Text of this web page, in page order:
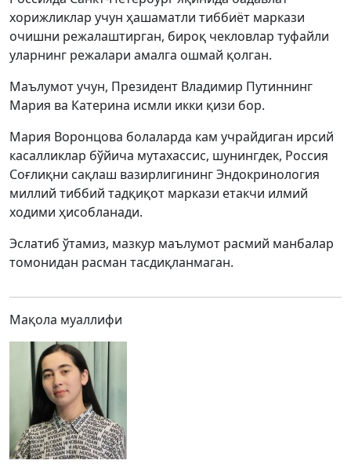
хорижликлар учун ҳашаматли тиббиёт маркази
очишни режалаштирган, бироқ чекловлар туфайли
уларнинг режалари амалга ошмай қолган.
Маълумот учун, Президент Владимир Путиннинг
Мария ва Катерина исмли икки қизи бор.
Мария Воронцова болаларда кам учрайдиган ирсий
касалликлар бўйича мутахассис, шунингдек, Россия
Соғлиқни сақлаш вазирлигининг Эндокринология
миллий тиббий тадқиқот маркази етакчи илмий
ходими ҳисобланади.
Эслатиб ўтамиз, мазкур маълумот расмий манбалар
томонидан расман тасдиқланмаган.
Мақола муаллифи